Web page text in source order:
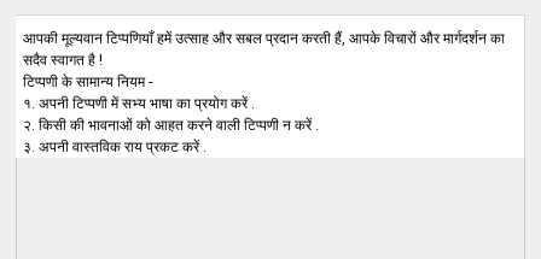
आपकी मूल्यवान टिप्पणियाँ हमें उत्साह और सबल प्रदान करती हैं, आपके विचारों और मार्गदर्शन का
सदैव स्वागत है !
टिप्पणी के सामान्य नियम -
१. अपनी टिप्पणी में सभ्य भाषा का प्रयोग करें .
२. किसी की भावनाओं को आहत करने वाली टिप्पणी न करें .
३. अपनी वास्तविक राय प्रकट करें .